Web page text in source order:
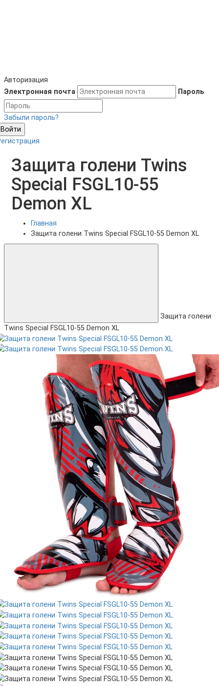
Авторизация
Электронная почта
Пароль
Забыли пароль?
Войти
Защита голени Twins
Special FSGL10-55
Demon XL
Главная
Защита голени Twins Special FSGL10-55 Demon XL
Защита голени
Twins Special FSGL10-55 Demon XL